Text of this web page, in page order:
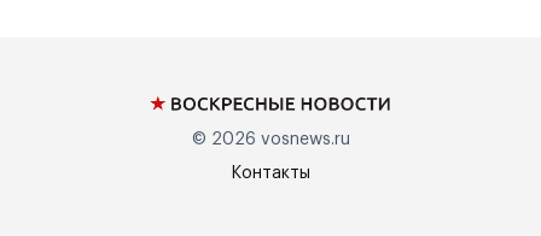
© 2026 vosnews.ru
Контакты